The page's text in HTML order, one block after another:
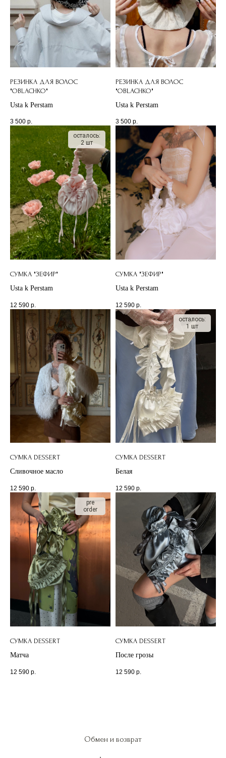
РЕЗИНКА ДЛЯ ВОЛОС
"OBLACHKO"
Usta k Perstam
3 500 р.
РЕЗИНКА ДЛЯ ВОЛОС
"OBLACHKO"
Usta k Perstam
3 500 р.
осталось:
2 шт
СУМКА "ЗЕФИР"
Usta k Perstam
12 590 р.
СУМКА "ЗЕФИР"
Usta k Perstam
12 590 р.
СУМКА DESSERT
Сливочное масло
12 590 р.
осталось:
1 шт
СУМКА DESSERT
Белая
12 590 р.
pre
order
СУМКА DESSERT
Матча
12 590 р.
СУМКА DESSERT
После грозы
12 590 р.
Обмен и возврат